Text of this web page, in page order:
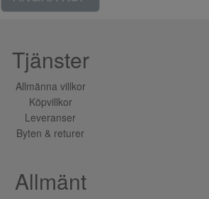
Tjänster
Allmänna villkor
Köpvillkor
Leveranser
Byten & returer
Allmänt